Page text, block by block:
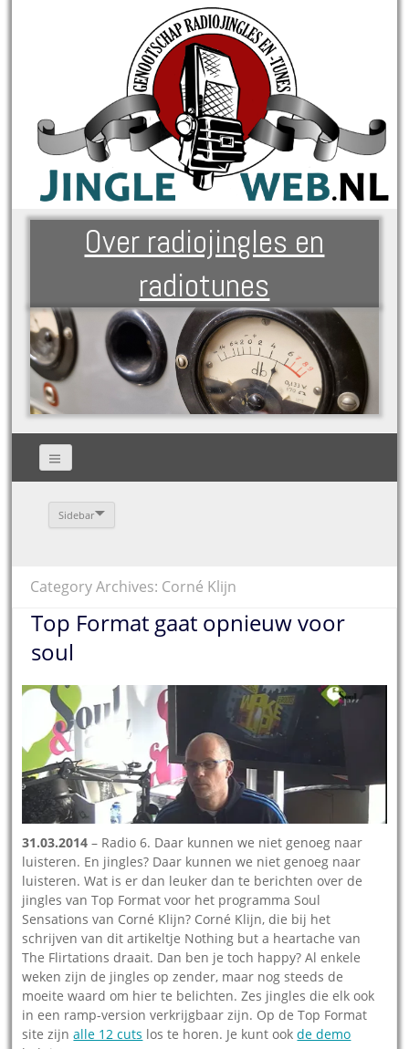
Over radiojingles en
radiotunes
Sidebar
Category Archives: Corné Klijn
Top Format gaat opnieuw voor
soul
31.03.2014 – Radio 6. Daar kunnen we niet genoeg naar
luisteren. En jingles? Daar kunnen we niet genoeg naar
luisteren. Wat is er dan leuker dan te berichten over de
jingles van Top Format voor het programma Soul
Sensations van Corné Klijn? Corné Klijn, die bij het
schrijven van dit artikeltje Nothing but a heartache van
The Flirtations draait. Dan ben je toch happy? Al enkele
weken zijn de jingles op zender, maar nog steeds de
moeite waard om hier te belichten. Zes jingles die elk ook
in een ramp-version verkrijgbaar zijn. Op de Top Format
site zijnalle 12 cuts los te horen. Je kunt ookde demo